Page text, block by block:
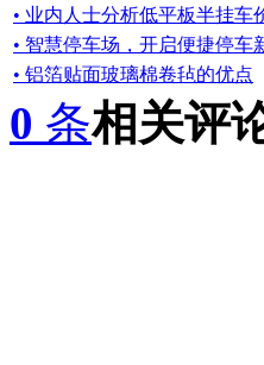
• 业内人士分析低平板半挂车
• 智慧停车场，开启便捷停车
• 铝箔贴面玻璃棉卷毡的优点
0 条相关评